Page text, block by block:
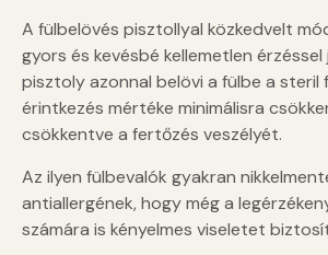
A fülbelövés pisztollyal közkedvelt
gyors és kevésbé kellemetlen érzéssel
pisztoly azonnal belövi a fülbe a steril
érintkezés mértéke minimálisra
csökkentve a fertőzés veszélyét.
Az ilyen fülbevalók gyakran
antiallergének, hogy még a
számára is kényelmes viseletet